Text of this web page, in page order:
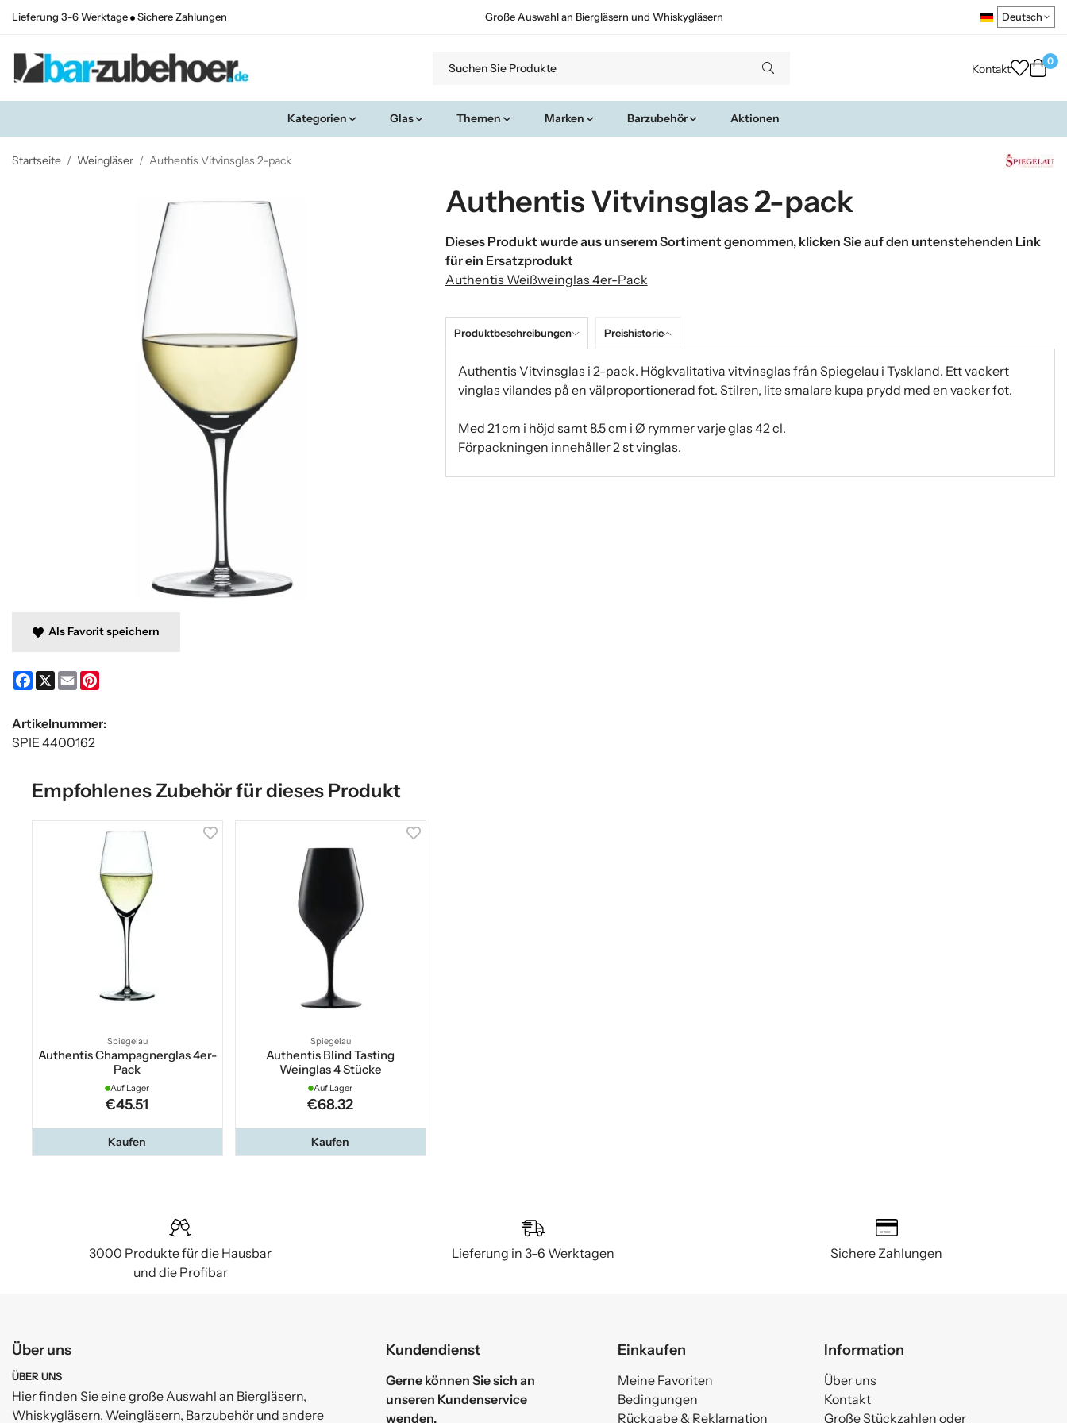
Lieferung 3-6 Werktage Sichere Zahlungen Große Auswahl an Biergläsern und Whiskygläsern
Kontakt
0
Kategorien Glas Themen Marken Barzubehör Aktionen
Startseite / Weingläser / Authentis Vitvinsglas 2-pack
Authentis Vitvinsglas 2-pack
Dieses Produkt wurde aus unserem Sortiment genommen, klicken Sie auf den untenstehenden Link
für ein Ersatzprodukt
Authentis Weißweinglas 4er-Pack
Produktbeschreibungen Preishistorie
Authentis Vitvinsglas i 2-pack. Högkvalitativa vitvinsglas från Spiegelau i Tyskland. Ett vackert
vinglas vilandes på en välproportionerad fot. Stilren, lite smalare kupa prydd med en vacker fot.
Med 21 cm i höjd samt 8.5 cm i Ø rymmer varje glas 42 cl.
Förpackningen innehåller 2 st vinglas.
Als Favorit speichern
Facebook
X Email
Artikelnummer:
SPIE 4400162
Empfohlenes Zubehör für dieses Produkt
Spiegelau
Authentis Champagnerglas 4er-
Pack
Auf Lager
€45.51
Kaufen
Spiegelau
Authentis Blind Tasting
Weinglas 4 Stücke
Auf Lager
€68.32
Kaufen
3000 Produkte für die Hausbar
und die Profibar
Lieferung in 3–6 Werktagen Sichere Zahlungen
Über uns
ÜBER UNS
Hier finden Sie eine große Auswahl an Biergläsern,
Whiskygläsern, Weingläsern, Barzubehör und andere
Kundendienst
Gerne können Sie sich an
unseren Kundenservice
wenden.
Einkaufen
Meine Favoriten
Bedingungen
Rückgabe & Reklamation
Information
Über uns
Kontakt
Große Stückzahlen oder